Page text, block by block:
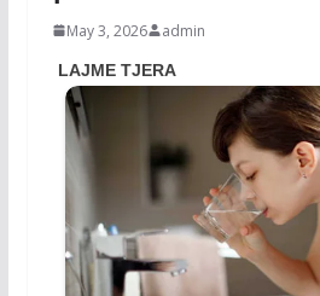
May 3, 2026 admin